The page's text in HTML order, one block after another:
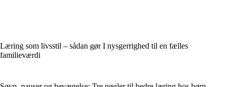
Læring som livsstil – sådan gør I nysgerrighed til en fælles
familieværdi